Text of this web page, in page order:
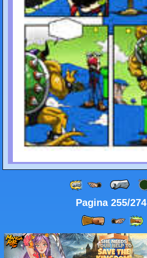
Pagina 255/274